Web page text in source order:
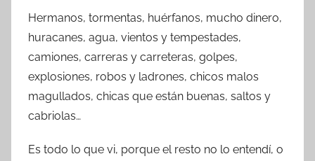
Hermanos, tormentas, huérfanos, mucho dinero,
huracanes, agua, vientos y tempestades,
camiones, carreras y carreteras, golpes,
explosiones, robos y ladrones, chicos malos
magullados, chicas que están buenas, saltos y
cabriolas…
Es todo lo que vi, porque el resto no lo entendí, o